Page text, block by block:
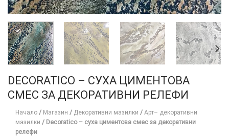
DECORATICO – СУХА ЦИМЕНТОВА
СМЕС ЗА ДЕКОРАТИВНИ РЕЛЕФИ
Начало / Магазин / Декоративни мазилки / Арт– декоративни
мазилки / Decoratico – суха циментова смес за декоративни
релефи
× ТОЗИ
САЙТ
ИЗПОЛЗВА
БИСКВИТКИ.